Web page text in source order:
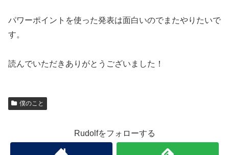
パワーポイントを使った発表は面白いのでまたやりたいで
す。
読んでいただきありがとうございました！
僕のこと
Rudolfをフォローする